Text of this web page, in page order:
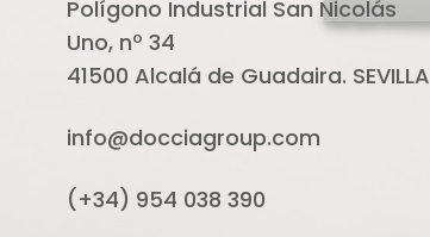
Polígono Industrial San Nicolás
Uno, nº 34
41500 Alcalá de Guadaira. SEVILLA
info@docciagroup.com
(+34) 954 038 390